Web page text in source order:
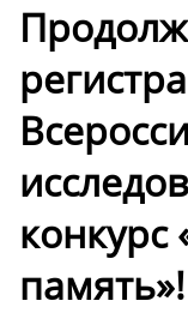
конкурс
память»!